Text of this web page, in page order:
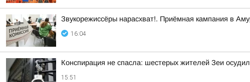
Звукорежиссёры нарасхват!. Приёмная кампания в
16:04
Конспирация не спасла: шестерых жителей Зеи
15:51